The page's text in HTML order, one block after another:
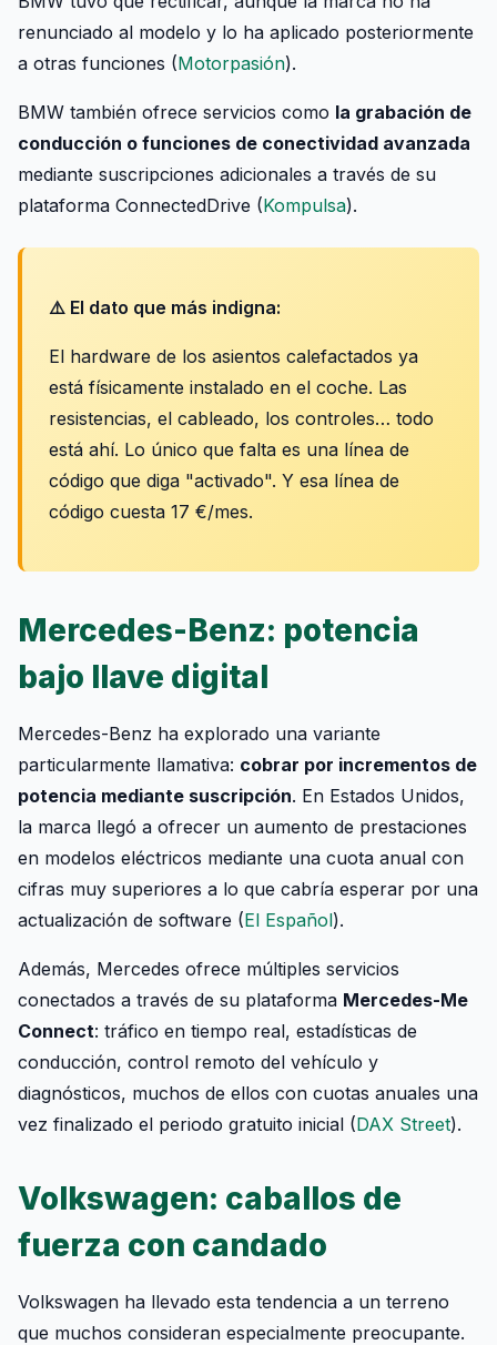
renunciado al modelo y lo ha aplicado posteriormente
a otras funciones (Motorpasión).
BMW también ofrece servicios como la grabación de
conducción o funciones de conectividad avanzada
mediante suscripciones adicionales a través de su
plataforma ConnectedDrive (Kompulsa).
⚠️ El dato que más indigna:
El hardware de los asientos calefactados ya
está físicamente instalado en el coche. Las
resistencias, el cableado, los controles… todo
está ahí. Lo único que falta es una línea de
código que diga "activado". Y esa línea de
código cuesta 17 €/mes.
Mercedes-Benz: potencia
bajo llave digital
Mercedes-Benz ha explorado una variante
particularmente llamativa: cobrar por incrementos de
potencia mediante suscripción. En Estados Unidos,
la marca llegó a ofrecer un aumento de prestaciones
en modelos eléctricos mediante una cuota anual con
cifras muy superiores a lo que cabría esperar por una
actualización de software (El Español).
Además, Mercedes ofrece múltiples servicios
conectados a través de su plataforma Mercedes-Me
Connect: tráfico en tiempo real, estadísticas de
conducción, control remoto del vehículo y
diagnósticos, muchos de ellos con cuotas anuales una
vez finalizado el periodo gratuito inicial (DAX Street).
Volkswagen: caballos de
fuerza con candado
Volkswagen ha llevado esta tendencia a un terreno
que muchos consideran especialmente preocupante.